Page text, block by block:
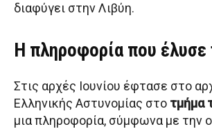
διαφύγει στην Λιβύη.
Η πληροφορία που έλυσε
Στις αρχές Ιουνίου έφτασε στο
Ελληνικής Αστυνομίας στο τμήμα
μια πληροφορία, σύμφωνα με την